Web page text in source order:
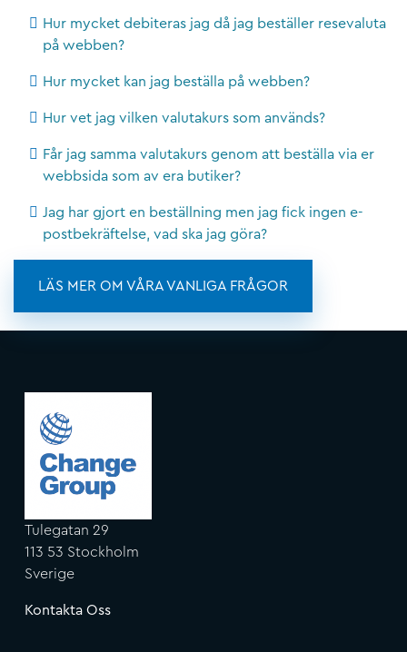
Hur mycket debiteras jag då jag beställer resevaluta
på webben?
Hur mycket kan jag beställa på webben?
Hur vet jag vilken valutakurs som används?
Får jag samma valutakurs genom att beställa via er
webbsida som av era butiker?
Jag har gjort en beställning men jag fick ingen e-
postbekräftelse, vad ska jag göra?
LÄS MER OM VÅRA VANLIGA FRÅGOR
Tulegatan 29
113 53 Stockholm
Sverige
Kontakta Oss